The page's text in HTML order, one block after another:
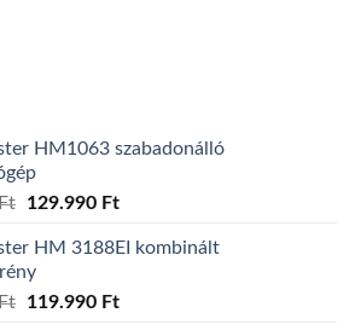
HM1063 szabadonálló
Original
was:
139.990 Ft.
129.990 FtCurrent
is:
HM 3188EI kombinált
Original
119.990 FtCurrent